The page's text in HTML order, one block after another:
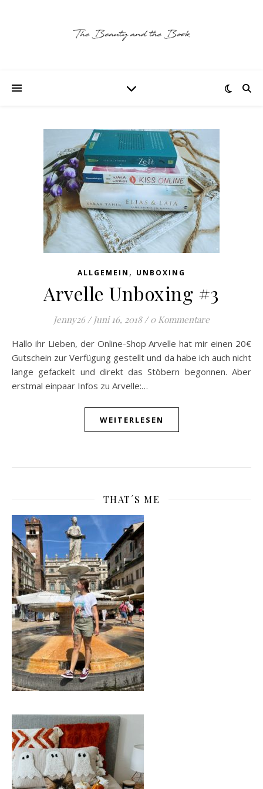
ALLGEMEIN , UNBOXING
Arvelle Unboxing #3
Jenny26 / Juni 16, 2018 / 0 Kommentare
Hallo ihr Lieben, der Online-Shop Arvelle hat mir einen 20€
Gutschein zur Verfügung gestellt und da habe ich auch nicht
lange gefackelt und direkt das Stöbern begonnen. Aber
erstmal einpaar Infos zu Arvelle:…
WEITERLESEN
THAT´S ME